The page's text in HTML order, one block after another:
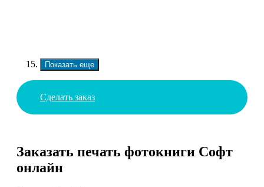
Показать еще
Сделать заказ
Заказать печать фотокниги Софт
онлайн